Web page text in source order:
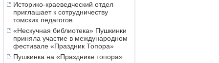
Историко-краеведческий отдел
приглашает к сотрудничеству
томских педагогов
«Нескучная библиотека» Пушкинки
приняла участие в международном
фестивале «Праздник Топора»
Пушкинка на «Празднике топора»